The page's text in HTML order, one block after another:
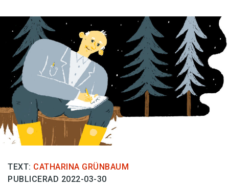
TEXT: CATHARINA GRÜNBAUM
PUBLICERAD 2022-03-30